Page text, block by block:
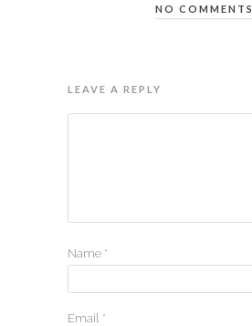
NO COMMENTS
LEAVE A REPLY
Name *
Email *